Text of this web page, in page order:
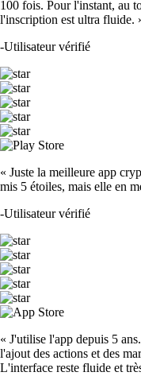
100 fois. Pour l'instant, au
l'inscription est ultra fluide.
-Utilisateur vérifié
« Juste la meilleure app
mis 5 étoiles, mais elle en
-Utilisateur vérifié
« J'utilise l'app depuis 5
l'ajout des actions et des
L'interface reste fluide et